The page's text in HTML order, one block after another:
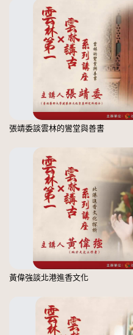
張靖委談雲林的鸞堂與善書
黃偉強談北港進香文化